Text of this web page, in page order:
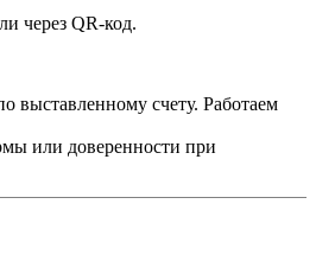
через QR-код.
выставленному счету. Работаем
или доверенности при